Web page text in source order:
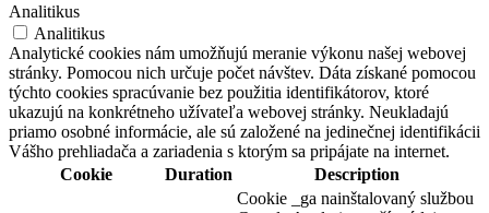
Analitikus
Analitikus
Analytické cookies nám umožňujú meranie výkonu našej webovej
stránky. Pomocou nich určuje počet návštev. Dáta získané pomocou
týchto cookies spracúvanie bez použitia identifikátorov, ktoré
ukazujú na konkrétneho užívateľa webovej stránky. Neukladajú
priamo osobné informácie, ale sú založené na jedinečnej identifikácii
Vášho prehliadača a zariadenia s ktorým sa pripájate na internet.
Cookie
Duration Description
Cookie _ga nainštalovaný službou